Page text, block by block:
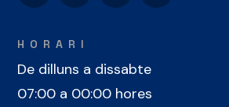
HORARI
De dilluns a dissabte
07:00 a 00:00 hores